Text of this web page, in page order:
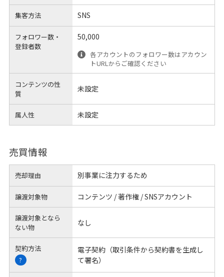
集客方法 SNS
フォロワー数・
登録者数
50,000
各アカウントのフォロワー数はアカウン
トURLからご確認ください
コンテンツの性
質
未設定
属人性 未設定
売買情報
売却理由 別事業に注力するため
譲渡対象物 コンテンツ / 著作権 / SNSアカウント
譲渡対象となら
ない物
なし
契約方法
?
電子契約（取引条件から契約書を生成し
て署名）